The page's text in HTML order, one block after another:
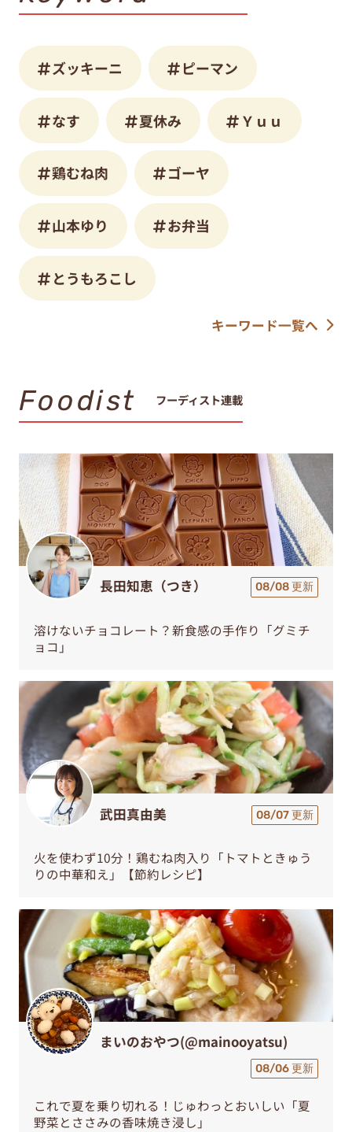
ズッキーニ ピーマン
なす 夏休み Ｙｕｕ
鶏むね肉 ゴーヤ
山本ゆり お弁当
とうもろこし
キーワード一覧へ
Foodist フーディスト連載
長田知恵（つき） 08/08 更新
溶けないチョコレート？新食感の手作り「グミチ
ョコ」
武田真由美 08/07 更新
火を使わず10分！鶏むね肉入り「トマトときゅう
りの中華和え」【節約レシピ】
まいのおやつ(@mainooyatsu)
08/06 更新
これで夏を乗り切れる！じゅわっとおいしい「夏
野菜とささみの香味焼き浸し」